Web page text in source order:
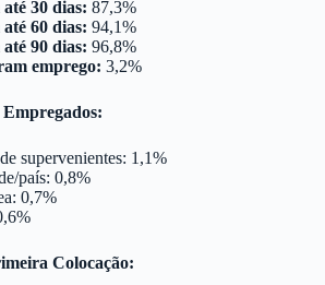
30 dias: 87,3%
60 dias: 94,1%
90 dias: 96,8%
emprego: 3,2%
supervenientes: 1,1%
país: 0,8%
0,7%
Colocação: